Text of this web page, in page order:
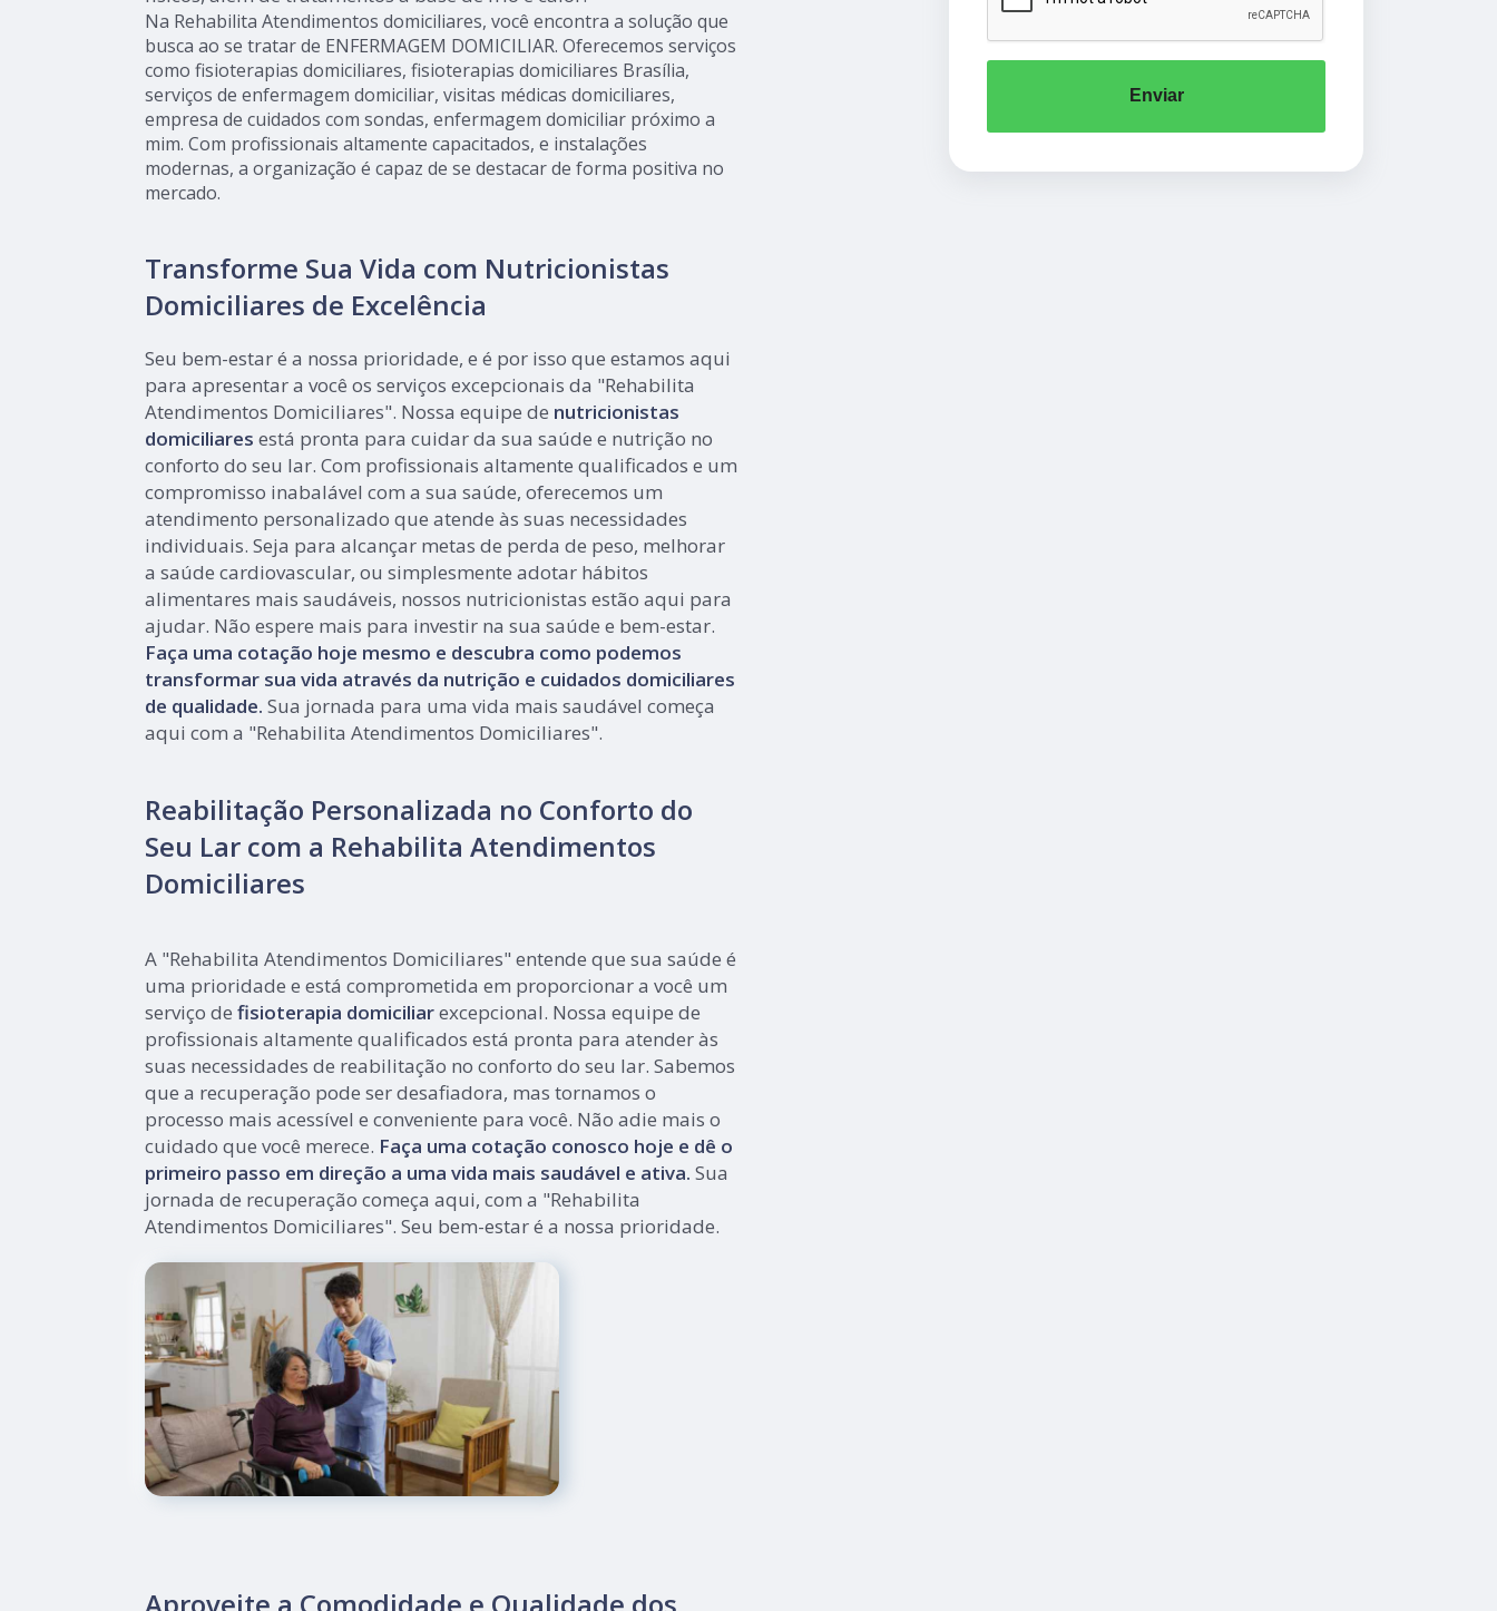
Na Rehabilita Atendimentos domiciliares, você encontra a solução que
busca ao se tratar de ENFERMAGEM DOMICILIAR. Oferecemos serviços
como fisioterapias domiciliares, fisioterapias domiciliares Brasília,
serviços de enfermagem domiciliar, visitas médicas domiciliares,
empresa de cuidados com sondas, enfermagem domiciliar próximo a
mim. Com profissionais altamente capacitados, e instalações
modernas, a organização é capaz de se destacar de forma positiva no
mercado.
Transforme Sua Vida com Nutricionistas
Domiciliares de Excelência
Seu bem-estar é a nossa prioridade, e é por isso que estamos aqui
para apresentar a você os serviços excepcionais da "Rehabilita
Atendimentos Domiciliares". Nossa equipe de nutricionistas
domiciliares está pronta para cuidar da sua saúde e nutrição no
conforto do seu lar. Com profissionais altamente qualificados e um
compromisso inabalável com a sua saúde, oferecemos um
atendimento personalizado que atende às suas necessidades
individuais. Seja para alcançar metas de perda de peso, melhorar
a saúde cardiovascular, ou simplesmente adotar hábitos
alimentares mais saudáveis, nossos nutricionistas estão aqui para
ajudar. Não espere mais para investir na sua saúde e bem-estar.
Faça uma cotação hoje mesmo e descubra como podemos
transformar sua vida através da nutrição e cuidados domiciliares
de qualidade. Sua jornada para uma vida mais saudável começa
aqui com a "Rehabilita Atendimentos Domiciliares".
Reabilitação Personalizada no Conforto do
Seu Lar com a Rehabilita Atendimentos
Domiciliares
A "Rehabilita Atendimentos Domiciliares" entende que sua saúde é
uma prioridade e está comprometida em proporcionar a você um
serviço de fisioterapia domiciliarexcepcional. Nossa equipe de
profissionais altamente qualificados está pronta para atender às
suas necessidades de reabilitação no conforto do seu lar. Sabemos
que a recuperação pode ser desafiadora, mas tornamos o
processo mais acessível e conveniente para você. Não adie mais o
cuidado que você merece. Faça uma cotação conosco hoje e dê o
primeiro passo em direção a uma vida mais saudável e ativa. Sua
jornada de recuperação começa aqui, com a "Rehabilita
Atendimentos Domiciliares". Seu bem-estar é a nossa prioridade.
Aproveite a Comodidade e Qualidade dos
Enviar